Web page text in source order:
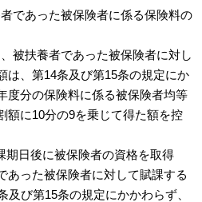
であった被保険者に係る保険料の
被扶養者であった被保険者に対し
は、第14条及び第15条の規定にか
度分の保険料に係る被保険者均等
額に10分の9を乗じて得た額を控
期日後に被保険者の資格を取得
あった被保険者に対して賦課する
び第15条の規定にかかわらず、